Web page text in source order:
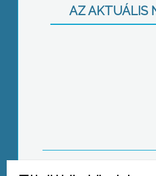
AZ AKTUÁLIS